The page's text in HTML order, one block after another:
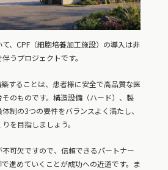
、CPF（細胞培養加工施設）の導入は非
うプロジェクトです。
することは、患者様に安全で高品質な医
のものです。構造設備（ハード）、製
制の3つの要件をバランスよく満たし、
を目指しましょう。
可欠ですので、信頼できるパートナー
進めていくことが成功への近道です。ま